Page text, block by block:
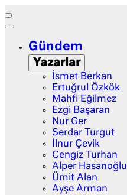
Gündem
Yazarlar
İsmet Berkan
Ertuğrul Özkök
Mahfi Eğilmez
Ezgi Başaran
Nur Ger
Serdar Turgut
İlnur Çevik
Cengiz Turhan
Alper Hasanoğlu
Ümit Alan
Ayşe Arman